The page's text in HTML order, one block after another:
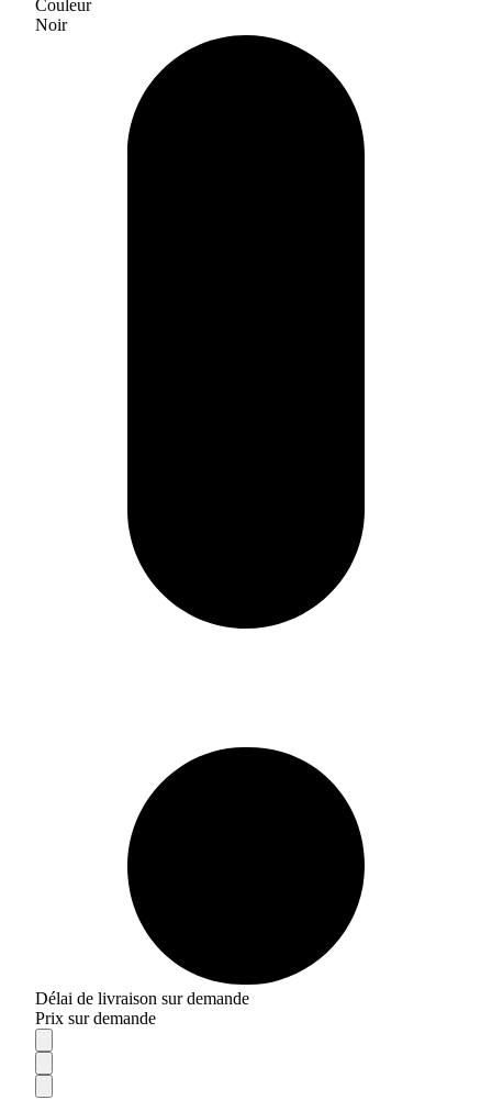
Couleur
Noir
Délai de livraison sur demande
Prix sur demande